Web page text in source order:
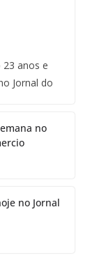
23 anos e
Jornal do
no
no Jornal